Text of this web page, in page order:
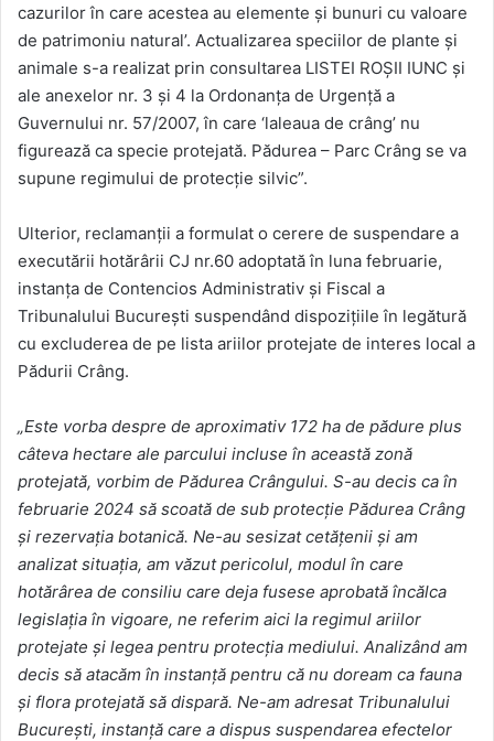
cazurilor în care acestea au elemente şi bunuri cu valoare
de patrimoniu natural’. Actualizarea speciilor de plante şi
animale s-a realizat prin consultarea LISTEI ROŞII IUNC şi
ale anexelor nr. 3 şi 4 la Ordonanţa de Urgenţă a
Guvernului nr. 57/2007, în care ‘laleaua de crâng’ nu
figurează ca specie protejată. Pădurea – Parc Crâng se va
supune regimului de protecţie silvic”.
Ulterior, reclamanții a formulat o cerere de suspendare a
executării hotărârii CJ nr.60 adoptată în luna februarie,
instanţa de Contencios Administrativ şi Fiscal a
Tribunalului Bucureşti suspendând dispoziţiile în legătură
cu excluderea de pe lista ariilor protejate de interes local a
Pădurii Crâng.
„Este vorba despre de aproximativ 172 ha de pădure plus
câteva hectare ale parcului incluse în această zonă
protejată, vorbim de Pădurea Crângului. S-au decis ca în
februarie 2024 să scoată de sub protecţie Pădurea Crâng
şi rezervaţia botanică. Ne-au sesizat cetăţenii şi am
analizat situaţia, am văzut pericolul, modul în care
hotărârea de consiliu care deja fusese aprobată încălca
legislaţia în vigoare, ne referim aici la regimul ariilor
protejate şi legea pentru protecţia mediului. Analizând am
decis să atacăm în instanţă pentru că nu doream ca fauna
şi flora protejată să dispară. Ne-am adresat Tribunalului
Bucureşti, instanţă care a dispus suspendarea efectelor